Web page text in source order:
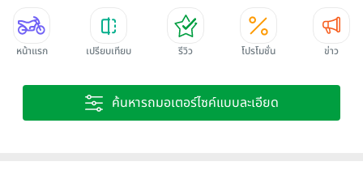
หน้าแรก เปรียบเทียบ รีวิว โปรโมชั่น ข่าว
ค้นหารถมอเตอร์ไซค์แบบละเอียด